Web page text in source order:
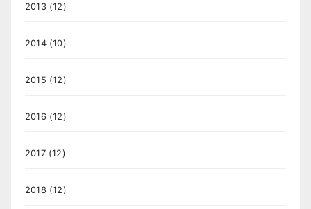
2013(12)
2014(10)
2015 (12)
2016 (12)
2017(12)
2018 (12)